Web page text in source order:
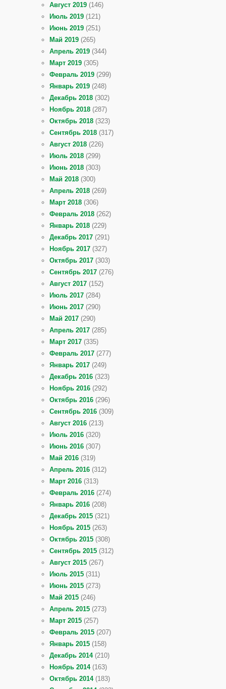
Август 2019 (146)
Июль 2019 (121)
Июнь 2019 (251)
Май 2019 (265)
Апрель 2019 (344)
Март 2019 (305)
Февраль 2019 (299)
Январь 2019 (248)
Декабрь 2018 (302)
Ноябрь 2018 (287)
Октябрь 2018 (323)
Сентябрь 2018 (317)
Август 2018 (226)
Июль 2018 (299)
Июнь 2018 (303)
Май 2018 (300)
Апрель 2018 (269)
Март 2018 (306)
Февраль 2018 (262)
Январь 2018 (229)
Декабрь 2017 (291)
Ноябрь 2017 (327)
Октябрь 2017 (303)
Сентябрь 2017 (276)
Август 2017 (152)
Июль 2017 (284)
Июнь 2017 (290)
Май 2017 (290)
Апрель 2017 (285)
Март 2017 (335)
Февраль 2017 (277)
Январь 2017 (249)
Декабрь 2016 (323)
Ноябрь 2016 (292)
Октябрь 2016 (296)
Сентябрь 2016 (309)
Август 2016 (213)
Июль 2016 (320)
Июнь 2016 (307)
Май 2016 (319)
Апрель 2016 (312)
Март 2016 (313)
Февраль 2016 (274)
Январь 2016 (208)
Декабрь 2015 (321)
Ноябрь 2015 (263)
Октябрь 2015 (308)
Сентябрь 2015 (312)
Август 2015 (267)
Июль 2015 (311)
Июнь 2015 (273)
Май 2015 (246)
Апрель 2015 (273)
Март 2015 (257)
Февраль 2015 (207)
Январь 2015 (158)
Декабрь 2014(210)
Ноябрь 2014(163)
Октябрь 2014(183)